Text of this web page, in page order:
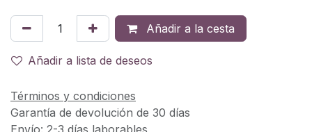
Añadir a la cesta
Añadir a lista de deseos
Términos y condiciones
Garantía de devolución de 30 días